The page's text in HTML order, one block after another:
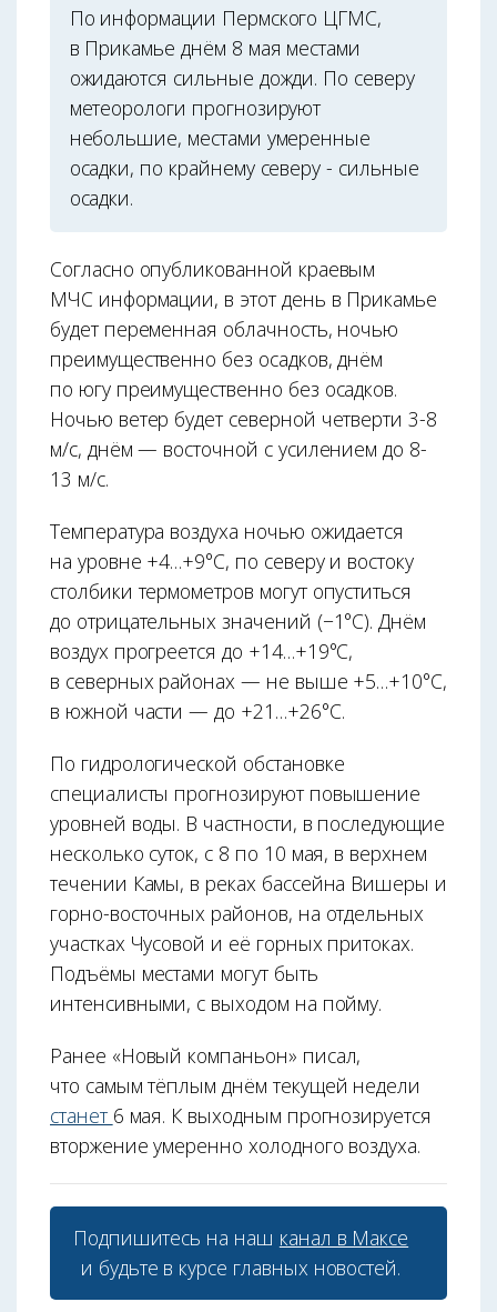
По информации Пермского ЦГМС,
в Прикамье днём 8 мая местами
ожидаются сильные дожди. По северу
метеорологи прогнозируют
небольшие, местами умеренные
осадки, по крайнему северу - сильные
осадки.
Согласно опубликованной краевым
МЧС информации, в этот день в Прикамье
будет переменная облачность, ночью
преимущественно без осадков, днём
по югу преимущественно без осадков.
Ночью ветер будет северной четверти 3-8
м/с, днём — восточной с усилением до 8-
13 м/с.
Температура воздуха ночью ожидается
на уровне +4…+9°С, по северу и востоку
столбики термометров могут опуститься
до отрицательных значений (−1°С). Днём
воздух прогреется до +14…+19°С,
в северных районах — не выше +5…+10°С,
в южной части — до +21…+26°С.
По гидрологической обстановке
специалисты прогнозируют повышение
уровней воды. В частности, в последующие
несколько суток, с 8 по 10 мая, в верхнем
течении Камы, в реках бассейна Вишеры и
горно-восточных районов, на отдельных
участках Чусовой и её горных притоках.
Подъёмы местами могут быть
интенсивными, с выходом на пойму.
Ранее «Новый компаньон» писал,
что самым тёплым днём текущей недели
станет 6 мая. К выходным прогнозируется
вторжение умеренно холодного воздуха.
Подпишитесь на наш канал в Максе
и будьте в курсе главных новостей.